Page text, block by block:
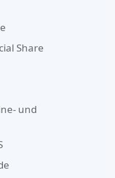
Share
und